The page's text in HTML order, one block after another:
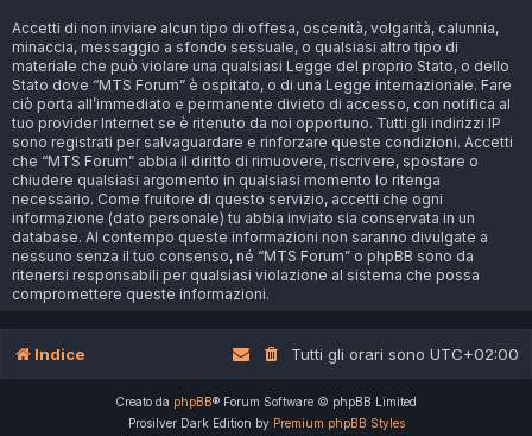
Accetti di non inviare alcun tipo di offesa, oscenità, volgarità, calunnia,
minaccia, messaggio a sfondo sessuale, o qualsiasi altro tipo di
materiale che può violare una qualsiasi Legge del proprio Stato, o dello
Stato dove “MTS Forum” è ospitato, o di una Legge internazionale. Fare
ciò porta all’immediato e permanente divieto di accesso, con notifica al
tuo provider Internet se è ritenuto da noi opportuno. Tutti gli indirizzi IP
sono registrati per salvaguardare e rinforzare queste condizioni. Accetti
che “MTS Forum” abbia il diritto di rimuovere, riscrivere, spostare o
chiudere qualsiasi argomento in qualsiasi momento lo ritenga
necessario. Come fruitore di questo servizio, accetti che ogni
informazione (dato personale) tu abbia inviato sia conservata in un
database. Al contempo queste informazioni non saranno divulgate a
nessuno senza il tuo consenso, né “MTS Forum” o phpBB sono da
ritenersi responsabili per qualsiasi violazione al sistema che possa
compromettere queste informazioni.
Indice Tutti gli orari sono UTC+02:00
Creato da phpBB® Forum Software © phpBB Limited
Prosilver Dark Edition by Premium phpBB Styles